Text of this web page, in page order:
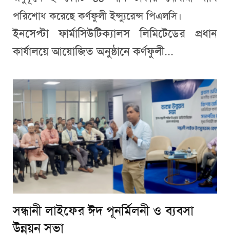
পরিশোধ করেছে কর্ণফুলী ইন্স্যুরেন্স পিএলসি।
ইনসেপ্টা ফার্মাসিউটিক্যালস লিমিটেডের প্রধান
কার্যালয়ে আয়োজিত অনুষ্ঠানে কর্ণফুলী...
সন্ধানী লাইফের ঈদ পূনর্মিলনী ও ব্যবসা
উন্নয়ন সভা